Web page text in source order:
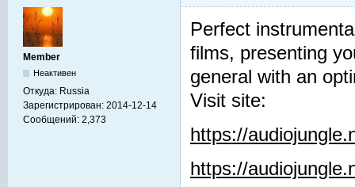
Member
Неактивен
Откуда: Russia
Зарегистрирован: 2014-12-14
Сообщений: 2,373
Perfect
films, presenting
general with an
Visit site:
https://
https://